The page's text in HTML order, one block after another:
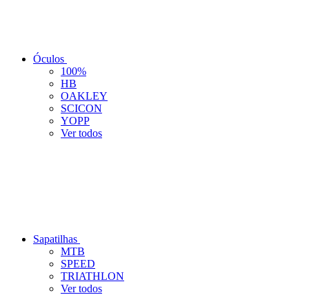
Óculos
100%
HB
OAKLEY
SCICON
YOPP
Ver todos
Sapatilhas
MTB
SPEED
TRIATHLON
Ver todos